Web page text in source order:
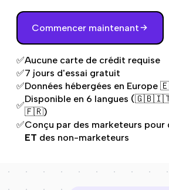
Commencer maintenant
✅Aucune carte de crédit requise
✅7 jours d'essai gratuit
✅Données hébergées en Europe
✅
Disponible en 6 langues
🇫🇷)
✅Conçu par des marketeurs pour
ET des non-marketeurs